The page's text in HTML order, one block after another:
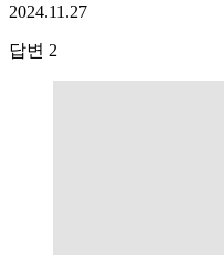
2024.11.27
답변 2